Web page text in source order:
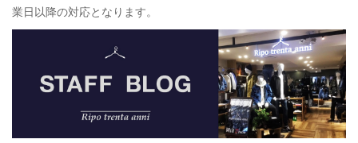
業日以降の対応となります。